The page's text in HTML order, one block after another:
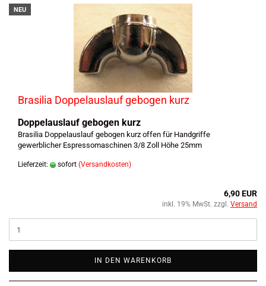
NEU
Brasilia Doppelauslauf gebogen kurz
Doppelauslauf gebogen kurz
Brasilia Doppelauslauf gebogen kurz offen für Handgriffe
gewerblicher Espressomaschinen 3/8 Zoll Höhe 25mm
Lieferzeit: sofort (Versandkosten)
6,90 EUR
inkl. 19% MwSt. zzgl. Versand
IN DEN WARENKORB